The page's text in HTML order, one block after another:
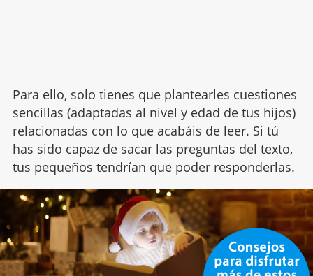
Para ello, solo tienes que plantearles cuestiones
sencillas (adaptadas al nivel y edad de tus hijos)
relacionadas con lo que acabáis de leer. Si tú
has sido capaz de sacar las preguntas del texto,
tus pequeños tendrían que poder responderlas.